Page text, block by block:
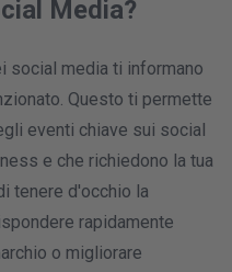
Media?
social media ti informano
Questo ti permette
eventi chiave sui social
e che richiedono la tua
tenere d'occhio la
rapidamente
o migliorare